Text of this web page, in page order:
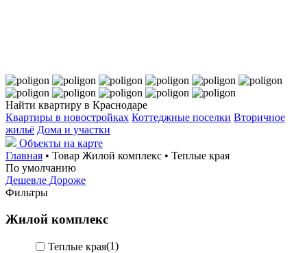
Найти квартиру в Краснодаре
Квартиры в новостройках Коттеджные поселки Вторичное
жильё Дома и участки
Объекты на карте
Главная • Товар Жилой комплекс • Теплые края
По умолчанию
Дешевле Дороже
Фильтры
Жилой комплекс
Теплые края(1)